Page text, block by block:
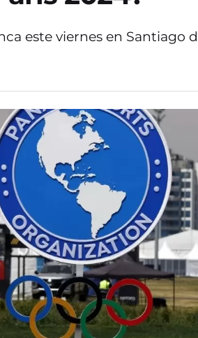
este viernes en Santiago